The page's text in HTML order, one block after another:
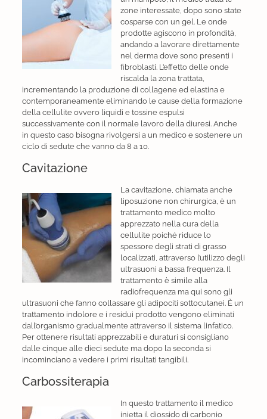
zone interessate, dopo sono state
cosparse con un gel. Le onde
prodotte agiscono in profondità,
andando a lavorare direttamente
nel derma dove sono presenti i
fibroblasti. L’effetto delle onde
riscalda la zona trattata,
incrementando la produzione di collagene ed elastina e
contemporaneamente eliminando le cause della formazione
della cellulite ovvero liquidi e tossine espulsi
successivamente con il normale lavoro della diuresi. Anche
in questo caso bisogna rivolgersi a un medico e sostenere un
ciclo di sedute che vanno da 8 a 10.
Cavitazione
La cavitazione, chiamata anche
liposuzione non chirurgica, è un
trattamento medico molto
apprezzato nella cura della
cellulite poiché riduce lo
spessore degli strati di grasso
localizzati, attraverso l’utilizzo degli
ultrasuoni a bassa frequenza. Il
trattamento è simile alla
radiofrequenza ma qui sono gli
ultrasuoni che fanno collassare gli adipociti sottocutanei. È un
trattamento indolore e i residui prodotto vengono eliminati
dall’organismo gradualmente attraverso il sistema linfatico.
Per ottenere risultati apprezzabili e duraturi si consigliano
dalle cinque alle dieci sedute ma dopo la seconda si
incominciano a vedere i primi risultati tangibili.
Carbossiterapia
In questo trattamento il medico
inietta il diossido di carbonio